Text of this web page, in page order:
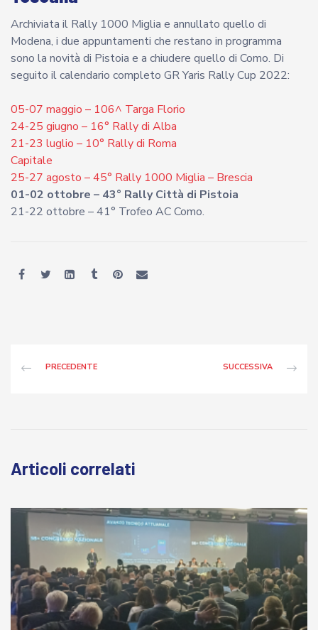
Archiviata il Rally 1000 Miglia e annullato quello di
Modena, i due appuntamenti che restano in programma
sono la novità di Pistoia e a chiudere quello di Como. Di
seguito il calendario completo GR Yaris Rally Cup 2022:
05-07 maggio – 106^ Targa Florio
24-25 giugno – 16° Rally di Alba
21-23 luglio – 10° Rally di Roma
Capitale
25-27 agosto – 45° Rally 1000 Miglia – Brescia
01-02 ottobre – 43° Rally Città di Pistoia
21-22 ottobre – 41° Trofeo AC Como.
PRECEDENTE SUCCESSIVA
Articoli correlati